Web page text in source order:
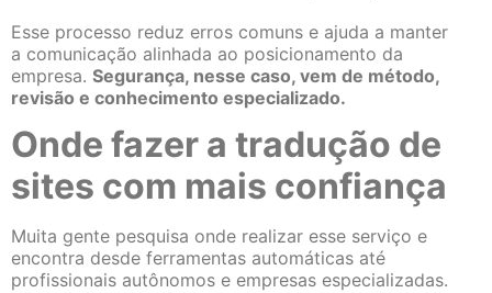
Esse processo reduz erros comuns e ajuda a manter
a comunicação alinhada ao posicionamento da
empresa. Segurança, nesse caso, vem de método,
revisão e conhecimento especializado.
Onde fazer a tradução de
sites com mais confiança
Muita gente pesquisa onde realizar esse serviço e
encontra desde ferramentas automáticas até
profissionais autônomos e empresas especializadas.